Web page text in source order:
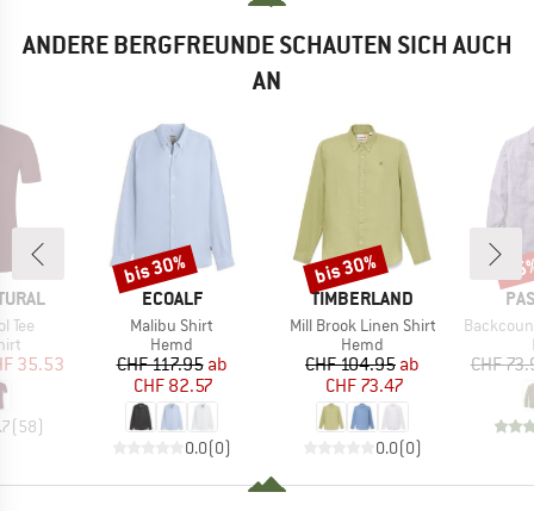
ANDERE BERGFREUNDE SCHAUTEN SICH AUCH
AN
Tee
Preis
35.53
(58)
MARKE
ECOALF
Artikel
Malibu Shirt
Produktgruppe
Hemd
Preis
CHF 117.95reduzierter Preis
ab
CHF 82.57
0.0(0)
Rabatt
bis 30%
MARKE
TIMBERLAND
Artikel
Mill Brook Linen Shirt
Produktgruppe
Hemd
Preis
CHF 104.95reduzierter Preis
ab
CHF 73.47
0.0(0)
Rabatt
bis 30%
Artikel
CHF